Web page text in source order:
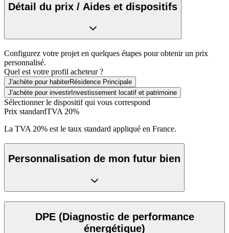
Détail du prix / Aides et dispositifs
Configurez votre projet en quelques étapes pour obtenir un prix
personnalisé.
Quel est votre profil acheteur ?
J'achète pour habiterRésidence Principale
J'achète pour investirInvestissement locatif et patrimoine
Sélectionner le dispositif qui vous correspond
Prix standardTVA 20%
La TVA 20% est le taux standard appliqué en France.
Personnalisation de mon futur bien
DPE (Diagnostic de performance
énergétique)